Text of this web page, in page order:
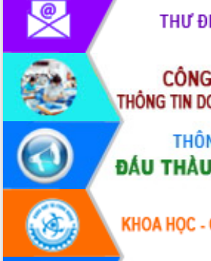
giải phóng mặt bằng Tuyến đường bộ
ven biển
Đắk Lắk nỗ lực thúc đẩy tăng trưởng
kinh tế từ 10% trở lên trong Quý
II/2026
Đắk Lắk ký kết thỏa thuận hợp tác về
chuyển đổi số giai đoạn 2026 – 2030
với Tập đoàn Bưu chính Viễn thông
Việt Nam
Thứ trưởng Bộ Y tế làm việc với tỉnh
Đắk Lắk về phát triển nhân lực y tế
cho trạm y tế cấp xã
Du lịch Đắk Lắk nâng tầm trải nghiệm
du khách thông qua Hệ thống cơ sở dữ
liệu và Bản đồ số
Tập huấn ứng dụng trí tuệ nhân tạo (AI)
trong thương mại điện tử năm 2026